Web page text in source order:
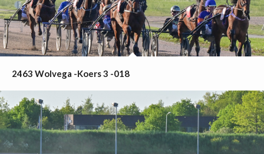
2463 Wolvega -Koers 3 -018